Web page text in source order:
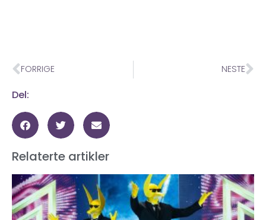
FORRIGE NESTE
Del:
Relaterte artikler